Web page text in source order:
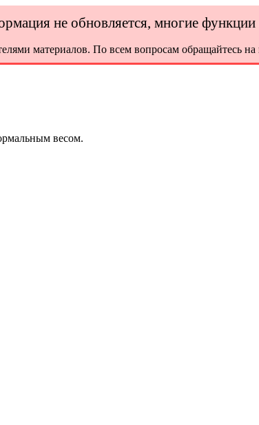
не обновляется, многие
материалов. По всем вопросам обращайтесь
весом.